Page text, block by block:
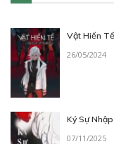
Vật Hiến Tế
26/05/2024
Ký Sự
07/11/2025